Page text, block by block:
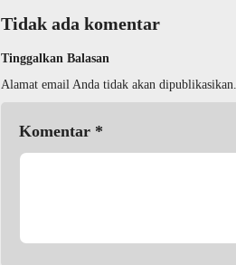
Tidak ada komentar
Tinggalkan Balasan
Alamat email Anda tidak akan dipublikasikan.
Komentar *